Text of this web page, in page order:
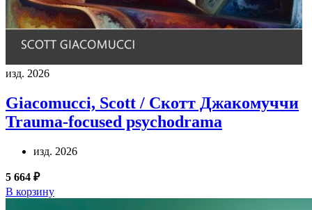
изд. 2026
Giacomucci, Scott / Скотт Джакомуччи
Trauma-focused psychodrama
изд. 2026
5 664 ₽
В корзину